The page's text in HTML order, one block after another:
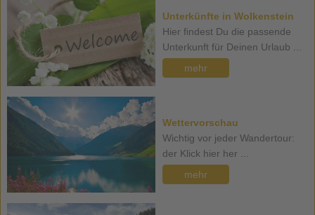
Unterkünfte in Wolkenstein
Hier findest Du die passende
Unterkunft für Deinen Urlaub ...
mehr
Wettervorschau
Wichtig vor jeder Wandertour:
der Klick hier her ...
mehr